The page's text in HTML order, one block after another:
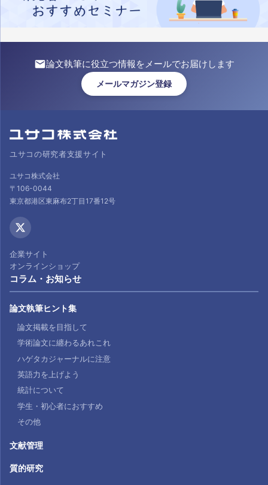
論文執筆に役立つ情報をメールでお届けします
メールマガジン登録
ユサコの研究者支援サイト
ユサコ株式会社
〒106-0044
東京都港区東麻布2丁目17番12号
企業サイト
オンラインショップ
コラム・お知らせ
論文執筆ヒント集
論文掲載を目指して
学術論文に纏わるあれこれ
ハゲタカジャーナルに注意
英語力を上げよう
統計について
学生・初心者におすすめ
その他
文献管理
質的研究